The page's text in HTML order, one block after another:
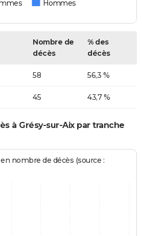
Hommes
Nombre de
décès
% des
décès
58 56,3 %
45 43,7 %
à Grésy-sur-Aix par tranche
nombre de décès (source :